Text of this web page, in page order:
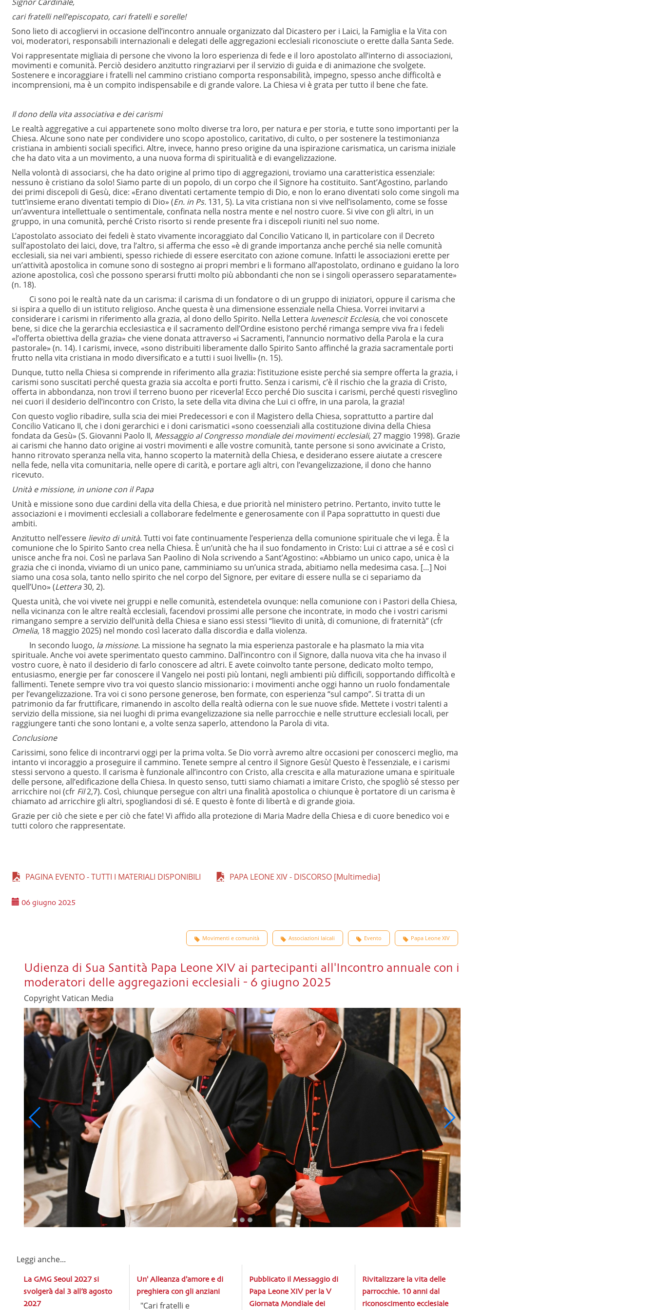
cari fratelli nell’episcopato, cari fratelli e sorelle!
Sono lieto di accogliervi in occasione dell’incontro annuale organizzato dal Dicastero per i Laici, la Famiglia e la Vita con
voi, moderatori, responsabili internazionali e delegati delle aggregazioni ecclesiali riconosciute o erette dalla Santa Sede.
Voi rappresentate migliaia di persone che vivono la loro esperienza di fede e il loro apostolato all’interno di associazioni,
movimenti e comunità. Perciò desidero anzitutto ringraziarvi per il servizio di guida e di animazione che svolgete.
Sostenere e incoraggiare i fratelli nel cammino cristiano comporta responsabilità, impegno, spesso anche difficoltà e
incomprensioni, ma è un compito indispensabile e di grande valore. La Chiesa vi è grata per tutto il bene che fate.
Il dono della vita associativa e dei carismi
Le realtà aggregative a cui appartenete sono molto diverse tra loro, per natura e per storia, e tutte sono importanti per la
Chiesa. Alcune sono nate per condividere uno scopo apostolico, caritativo, di culto, o per sostenere la testimonianza
cristiana in ambienti sociali specifici. Altre, invece, hanno preso origine da una ispirazione carismatica, un carisma iniziale
che ha dato vita a un movimento, a una nuova forma di spiritualità e di evangelizzazione.
Nella volontà di associarsi, che ha dato origine al primo tipo di aggregazioni, troviamo una caratteristica essenziale:
nessuno è cristiano da solo! Siamo parte di un popolo, di un corpo che il Signore ha costituito. Sant’Agostino, parlando
dei primi discepoli di Gesù, dice: «Erano diventati certamente tempio di Dio, e non lo erano diventati solo come singoli ma
tutt’insieme erano diventati tempio di Dio» (En. in Ps. 131, 5). La vita cristiana non si vive nell’isolamento, come se fosse
un’avventura intellettuale o sentimentale, confinata nella nostra mente e nel nostro cuore. Si vive con gli altri, in un
gruppo, in una comunità, perché Cristo risorto si rende presente fra i discepoli riuniti nel suo nome.
L’apostolato associato dei fedeli è stato vivamente incoraggiato dal Concilio Vaticano II, in particolare con il Decreto
sull’apostolato dei laici, dove, tra l’altro, si afferma che esso «è di grande importanza anche perché sia nelle comunità
ecclesiali, sia nei vari ambienti, spesso richiede di essere esercitato con azione comune. Infatti le associazioni erette per
un’attività apostolica in comune sono di sostegno ai propri membri e li formano all’apostolato, ordinano e guidano la loro
azione apostolica, così che possono sperarsi frutti molto più abbondanti che non se i singoli operassero separatamente»
(n. 18).
Ci sono poi le realtà nate da un carisma: il carisma di un fondatore o di un gruppo di iniziatori, oppure il carisma che
si ispira a quello di un istituto religioso. Anche questa è una dimensione essenziale nella Chiesa. Vorrei invitarvi a
considerare i carismi in riferimento alla grazia, al dono dello Spirito. Nella Lettera Iuvenescit Ecclesia, che voi conoscete
bene, si dice che la gerarchia ecclesiastica e il sacramento dell’Ordine esistono perché rimanga sempre viva fra i fedeli
«l’offerta obiettiva della grazia» che viene donata attraverso «i Sacramenti, l’annuncio normativo della Parola e la cura
pastorale» (n. 14). I carismi, invece, «sono distribuiti liberamente dallo Spirito Santo affinché la grazia sacramentale porti
frutto nella vita cristiana in modo diversificato e a tutti i suoi livelli» (n. 15).
Dunque, tutto nella Chiesa si comprende in riferimento alla grazia: l’istituzione esiste perché sia sempre offerta la grazia, i
carismi sono suscitati perché questa grazia sia accolta e porti frutto. Senza i carismi, c’è il rischio che la grazia di Cristo,
offerta in abbondanza, non trovi il terreno buono per riceverla! Ecco perché Dio suscita i carismi, perché questi risveglino
nei cuori il desiderio dell’incontro con Cristo, la sete della vita divina che Lui ci offre, in una parola, la grazia!
Con questo voglio ribadire, sulla scia dei miei Predecessori e con il Magistero della Chiesa, soprattutto a partire dal
Concilio Vaticano II, che i doni gerarchici e i doni carismatici «sono coessenziali alla costituzione divina della Chiesa
fondata da Gesù» (S. Giovanni Paolo II, Messaggio al Congresso mondiale dei movimenti ecclesiali, 27 maggio 1998). Grazie
ai carismi che hanno dato origine ai vostri movimenti e alle vostre comunità, tante persone si sono avvicinate a Cristo,
hanno ritrovato speranza nella vita, hanno scoperto la maternità della Chiesa, e desiderano essere aiutate a crescere
nella fede, nella vita comunitaria, nelle opere di carità, e portare agli altri, con l’evangelizzazione, il dono che hanno
ricevuto.
Unità e missione, in unione con il Papa
Unità e missione sono due cardini della vita della Chiesa, e due priorità nel ministero petrino. Pertanto, invito tutte le
associazioni e i movimenti ecclesiali a collaborare fedelmente e generosamente con il Papa soprattutto in questi due
ambiti.
Anzitutto nell’essere lievito di unità. Tutti voi fate continuamente l’esperienza della comunione spirituale che vi lega. È la
comunione che lo Spirito Santo crea nella Chiesa. È un’unità che ha il suo fondamento in Cristo: Lui ci attrae a sé e così ci
unisce anche fra noi. Così ne parlava San Paolino di Nola scrivendo a Sant’Agostino: «Abbiamo un unico capo, unica è la
grazia che ci inonda, viviamo di un unico pane, camminiamo su un’unica strada, abitiamo nella medesima casa. […] Noi
siamo una cosa sola, tanto nello spirito che nel corpo del Signore, per evitare di essere nulla se ci separiamo da
quell’Uno» (Lettera30, 2).
Questa unità, che voi vivete nei gruppi e nelle comunità, estendetela ovunque: nella comunione con i Pastori della Chiesa,
nella vicinanza con le altre realtà ecclesiali, facendovi prossimi alle persone che incontrate, in modo che i vostri carismi
rimangano sempre a servizio dell’unità della Chiesa e siano essi stessi “lievito di unità, di comunione, di fraternità” (cfr
Omelia, 18 maggio 2025) nel mondo così lacerato dalla discordia e dalla violenza.
In secondo luogo, la missione. La missione ha segnato la mia esperienza pastorale e ha plasmato la mia vita
spirituale. Anche voi avete sperimentato questo cammino. Dall’incontro con il Signore, dalla nuova vita che ha invaso il
vostro cuore, è nato il desiderio di farlo conoscere ad altri. E avete coinvolto tante persone, dedicato molto tempo,
entusiasmo, energie per far conoscere il Vangelo nei posti più lontani, negli ambienti più difficili, sopportando difficoltà e
fallimenti. Tenete sempre vivo tra voi questo slancio missionario: i movimenti anche oggi hanno un ruolo fondamentale
per l’evangelizzazione. Tra voi ci sono persone generose, ben formate, con esperienza “sul campo”. Si tratta di un
patrimonio da far fruttificare, rimanendo in ascolto della realtà odierna con le sue nuove sfide. Mettete i vostri talenti a
servizio della missione, sia nei luoghi di prima evangelizzazione sia nelle parrocchie e nelle strutture ecclesiali locali, per
raggiungere tanti che sono lontani e, a volte senza saperlo, attendono la Parola di vita.
Conclusione
Carissimi, sono felice di incontrarvi oggi per la prima volta. Se Dio vorrà avremo altre occasioni per conoscerci meglio, ma
intanto vi incoraggio a proseguire il cammino. Tenete sempre al centro il Signore Gesù! Questo è l’essenziale, e i carismi
stessi servono a questo. Il carisma è funzionale all’incontro con Cristo, alla crescita e alla maturazione umana e spirituale
delle persone, all’edificazione della Chiesa. In questo senso, tutti siamo chiamati a imitare Cristo, che spogliò sé stesso per
arricchire noi (cfr Fil2,7). Così, chiunque persegue con altri una finalità apostolica o chiunque è portatore di un carisma è
chiamato ad arricchire gli altri, spogliandosi di sé. E questo è fonte di libertà e di grande gioia.
Grazie per ciò che siete e per ciò che fate! Vi affido alla protezione di Maria Madre della Chiesa e di cuore benedico voi e
tutti coloro che rappresentate.
PAGINA EVENTO - TUTTI I MATERIALI DISPONIBILI PAPA LEONE XIV - DISCORSO [Multimedia]
06 giugno 2025
Papa Leone XIV
Evento
Associazioni laicali
Movimenti e comunità
Udienza di Sua Santità Papa Leone XIV ai partecipanti all'Incontro annuale con i
moderatori delle aggregazioni ecclesiali - 6 giugno 2025
Copyright Vatican Media
Leggi anche...
La GMG Seoul 2027 si
svolgerà dal 3 all’8 agosto
2027
Un' Alleanza d'amore e di
preghiera con gli anziani
"Cari fratelli e
Pubblicato il Messaggio di
Papa Leone XIV per la V
Giornata Mondiale dei
Rivitalizzare la vita delle
parrocchie. 10 anni dal
riconoscimento ecclesiale